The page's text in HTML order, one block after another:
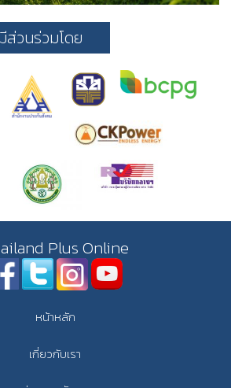
วนร่วมโดย
Plus Online
หน้าหลัก
เกี่ยวกับเรา